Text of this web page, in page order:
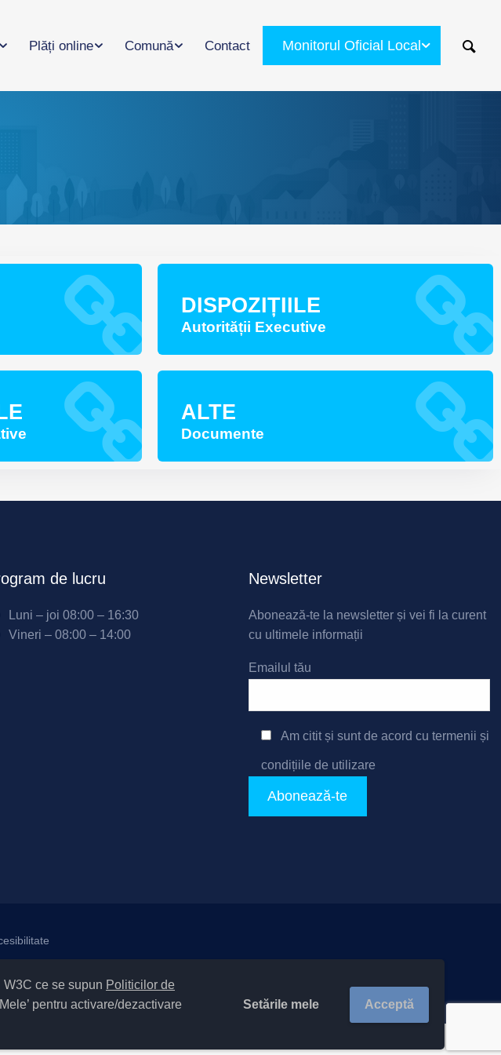
ce se supun Politicilor de
pentru activare/dezactivare
Setările mele Acceptă
Plăți online Comună Contact Monitorul Oficial Local
DISPOZIȚIILE
Autorității Executive
ALTE
Documente
de lucru
Luni – joi 08:00 – 16:30
Vineri – 08:00 – 14:00
Newsletter
Abonează-te la newsletter și vei fi la curent
cu ultimele informații
Emailul tău
Am citit și sunt de acord cu termenii și
condițiile de utilizare
al Unității Administrativ-Teritoriale 20411 / Măgura
județul Bacău |